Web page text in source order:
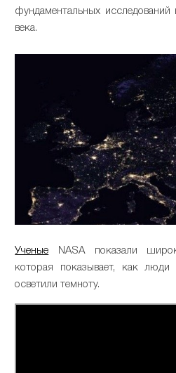
фундаментальных исследований
века.
Ученые NASA показали
которая показывает, как
осветили темноту.